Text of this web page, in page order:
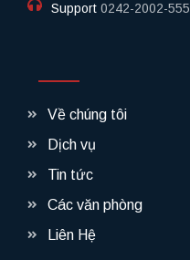
Support 0242-2002-555​
Về chúng tôi
Dịch vụ
Tin tức
Các văn phòng
Liên Hệ